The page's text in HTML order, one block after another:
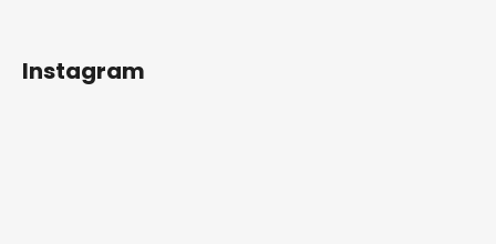
Instagram